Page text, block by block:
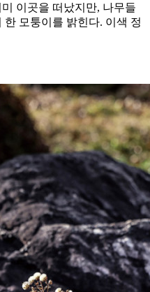
이곳을 떠났지만, 나무들
모퉁이를 밝힌다. 이색 정